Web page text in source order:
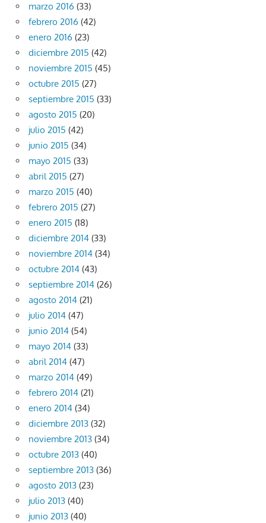
marzo 2016 (33)
febrero 2016 (42)
enero 2016 (23)
diciembre 2015 (42)
noviembre 2015 (45)
octubre 2015 (27)
septiembre 2015 (33)
agosto 2015 (20)
julio 2015 (42)
junio 2015 (34)
mayo 2015 (33)
abril 2015 (27)
marzo 2015 (40)
febrero 2015 (27)
enero 2015 (18)
diciembre 2014 (33)
noviembre 2014 (34)
octubre 2014 (43)
septiembre 2014 (26)
agosto 2014 (21)
julio 2014 (47)
junio 2014 (54)
mayo 2014 (33)
abril 2014 (47)
marzo 2014 (49)
febrero 2014 (21)
enero 2014 (34)
diciembre 2013 (32)
noviembre 2013 (34)
octubre 2013 (40)
septiembre 2013 (36)
agosto 2013 (23)
julio 2013 (40)
junio 2013 (40)